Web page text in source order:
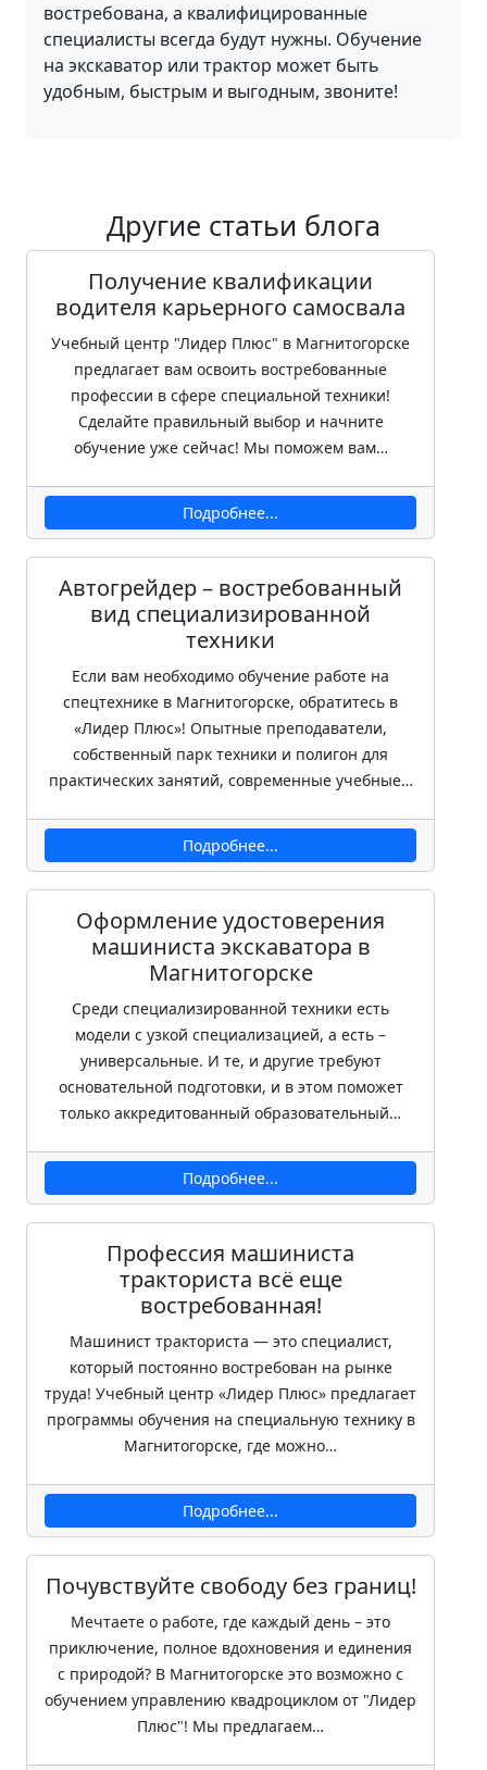
востребована, а квалифицированные
специалисты всегда будут нужны. Обучение
на экскаватор или трактор может быть
удобным, быстрым и выгодным, звоните!
Другие статьи блога
Получение квалификации
водителя карьерного самосвала
Учебный центр "Лидер Плюс" в Магнитогорске
предлагает вам освоить востребованные
профессии в сфере специальной техники!
Сделайте правильный выбор и начните
обучение уже сейчас! Мы поможем вам…
Подробнее...
Автогрейдер – востребованный
вид специализированной
техники
Если вам необходимо обучение работе на
спецтехнике в Магнитогорске, обратитесь в
«Лидер Плюс»! Опытные преподаватели,
собственный парк техники и полигон для
практических занятий, современные учебные…
Подробнее...
Оформление удостоверения
машиниста экскаватора в
Магнитогорске
Среди специализированной техники есть
модели с узкой специализацией, а есть –
универсальные. И те, и другие требуют
основательной подготовки, и в этом поможет
только аккредитованный образовательный…
Подробнее...
Профессия машиниста
тракториста всё еще
востребованная!
Машинист тракториста — это специалист,
который постоянно востребован на рынке
труда! Учебный центр «Лидер Плюс» предлагает
программы обучения на специальную технику в
Магнитогорске, где можно…
Подробнее...
Почувствуйте свободу без границ!
Мечтаете о работе, где каждый день – это
приключение, полное вдохновения и единения
с природой? В Магнитогорске это возможно с
обучением управлению квадроциклом от "Лидер
Плюс"! Мы предлагаем…